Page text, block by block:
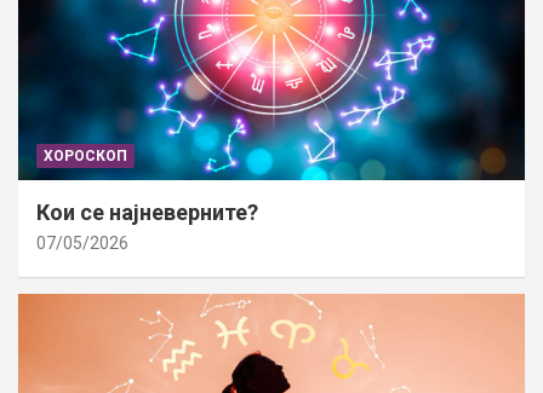
ХОРОСКОП
Кои се најневерните?
07/05/2026